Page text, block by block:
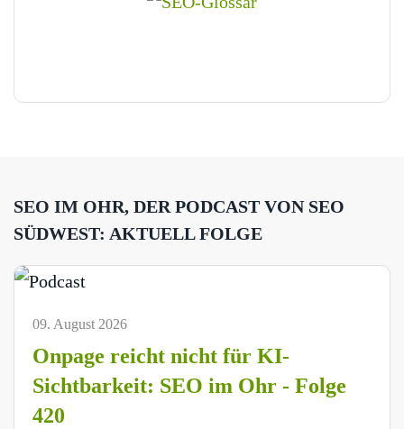
SEO IM OHR, DER PODCAST VON SEO
SÜDWEST: AKTUELL FOLGE
09. August 2026
Onpage reicht nicht für KI-
Sichtbarkeit: SEO im Ohr - Folge
420